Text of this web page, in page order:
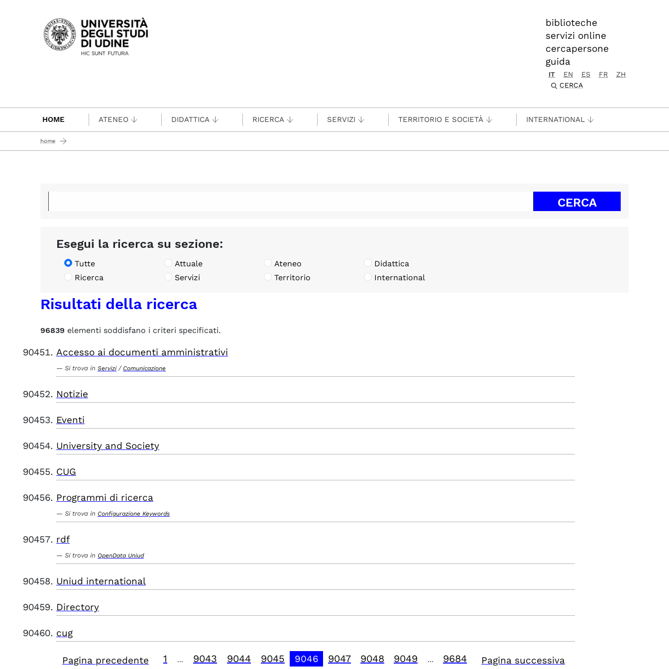
Passa al contenuto principale
biblioteche
servizi online
cercapersone
guida
IT EN ES FR
ZH
CERCA
HOME ATENEO DIDATTICA RICERCA SERVIZI TERRITORIO E SOCIETÀ INTERNATIONAL
home
Esegui la ricerca su sezione:
Tutte Attuale Ateneo
Didattica
Ricerca
Servizi Territorio International
Risultati della ricerca
96839 elementi soddisfano i criteri specificati.
Accesso ai documenti amministrativi
Si trova in Servizi / Comunicazione
Notizie
Eventi
University and Society
CUG
Programmi di ricerca
Si trova in Configurazione Keywords
rdf
Si trova in OpenData Uniud
Uniud international
Directory
cug
Pagina precedente 1 9043 9044 9045 9046 9047 9048 9049 9684 Pagina successiva